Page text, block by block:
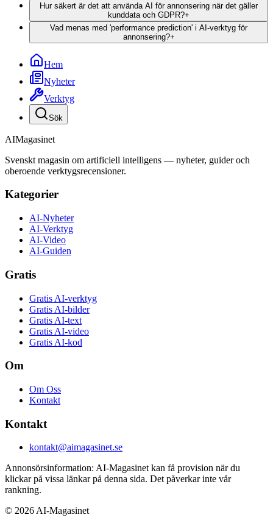
Hur säkert är det att använda AI för annonsering när det gäller
kunddata och GDPR?+
Vad menas med 'performance prediction' i AI-verktyg för
annonsering?+
Hem
Nyheter
Verktyg
Sök
AIMagasinet
Svenskt magasin om artificiell intelligens — nyheter, guider och
oberoende verktygsrecensioner.
Kategorier
AI-Nyheter
AI-Verktyg
AI-Video
AI-Guiden
Gratis
Gratis AI-verktyg
Gratis AI-bilder
Gratis AI-text
Gratis AI-video
Gratis AI-kod
Om
Om Oss
Kontakt
Kontakt
kontakt@aimagasinet.se
Annonsörsinformation: AI-Magasinet kan få provision när du
klickar på vissa länkar på denna sida. Det påverkar inte vår
rankning.
© 2026 AI-Magasinet